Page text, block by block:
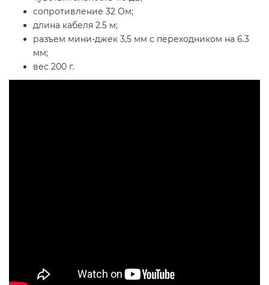
сопротивление 32 Ом;
длина кабеля 2.5 м;
разъем мини-джек 3,5 мм с переходником на 6.3
мм;
вес 200 г.